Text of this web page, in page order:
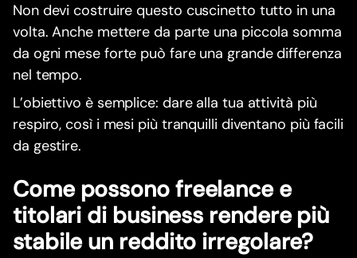
Non devi costruire questo cuscinetto tutto in una
volta. Anche mettere da parte una piccola somma
da ogni mese forte può fare una grande differenza
nel tempo.
L’obiettivo è semplice: dare alla tua attività più
respiro, così i mesi più tranquilli diventano più facili
da gestire.
Come possono freelance e
titolari di business rendere più
stabile un reddito irregolare?